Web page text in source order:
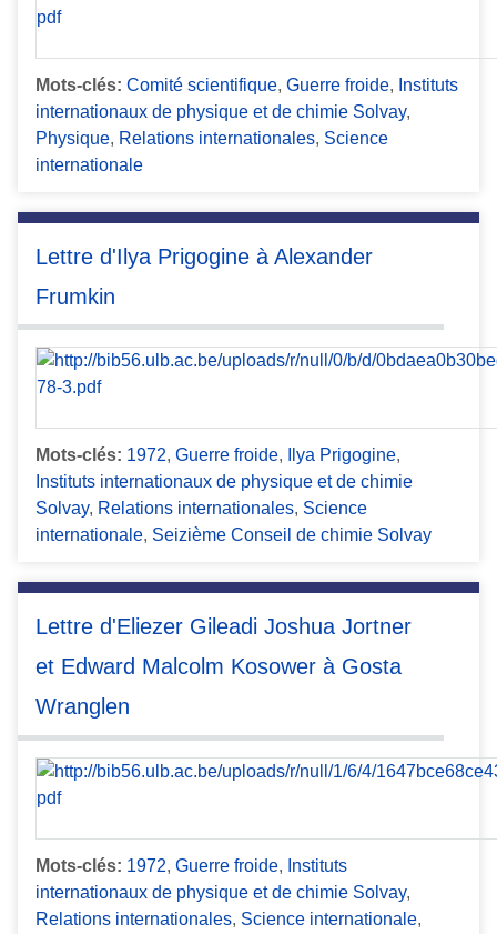
Mots-clés: Comité scientifique, Guerre froide, Instituts
internationaux de physique et de chimie Solvay,
Physique, Relations internationales, Science
internationale
Lettre d'Ilya Prigogine à Alexander
Frumkin
Mots-clés: 1972, Guerre froide, Ilya Prigogine,
Instituts internationaux de physique et de chimie
Solvay, Relations internationales, Science
internationale, Seizième Conseil de chimie Solvay
Lettre d'Eliezer Gileadi Joshua Jortner
et Edward Malcolm Kosower à Gosta
Wranglen
Mots-clés: 1972, Guerre froide, Instituts
internationaux de physique et de chimie Solvay,
Relations internationales, Science internationale,